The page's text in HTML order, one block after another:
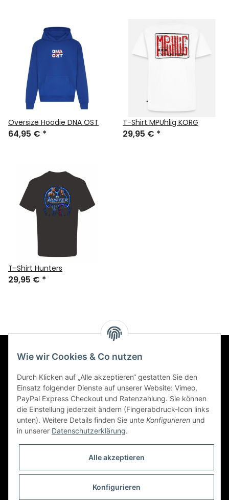
Oversize Hoodie DNA OST
64,95 € *
T-Shirt MPUhlig KORG
29,95 € *
T-Shirt Hunters
29,95 € *
Gesetzliche Informationen
Social Engagement
Wie wir Cookies & Co nutzen
Durch Klicken auf „Alle akzeptieren“ gestatten Sie den
Einsatz folgender Dienste auf unserer Website: Vimeo,
PayPal Express Checkout und Ratenzahlung. Sie können
die Einstellung jederzeit ändern (Fingerabdruck-Icon links
unten). Weitere Details finden Sie unte Konfigurieren und
in unserer Datenschutzerklärung.
Alle akzeptieren
Konfigurieren